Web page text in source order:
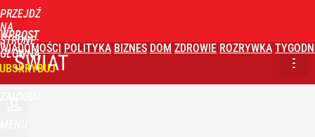
PRZEJDŹ
NA
STRONĘ
GŁÓWNĄ
WPROST
WIADOMOŚCI POLITYKA BIZNES DOM ZDROWIE ROZRYWKA
ŚWIAT